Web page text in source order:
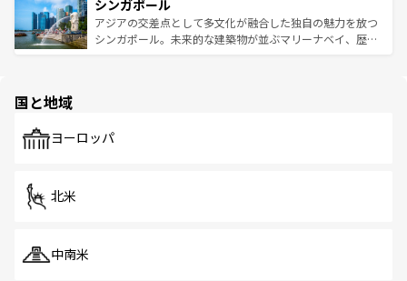
参照してほしい。
激する。気候は一年中温暖で、どの季節にも異なる楽しみ
が待っている。親しみやすいタイの人々、仏教を中心とし
た文化、そして多様な観光資源が、訪れる旅人を魅了し続
み、どこを訪れても感動するはず。観光スポットが密集し
ており、効率よく見どころを回れるのも魅力。息をのむよ
うな絶景から文化的な体験まで、香港を存分に楽しみ尽く
シンガポール
アジアの交差点として多文化が融合した独自の魅力を放つ
シンガポール。未来的な建築物が並ぶマリーナベイ、歴史
で、ホーカーズは地元の風情を楽しめる外せないスポット
国と地域
ヨーロッパ
北米
中南米